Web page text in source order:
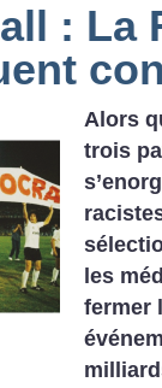
: La
Alors
trois
les
fermer